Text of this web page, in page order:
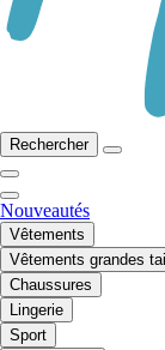
Rechercher
Nouveautés
Vêtements
Vêtements grandes
Chaussures
Lingerie
Sport